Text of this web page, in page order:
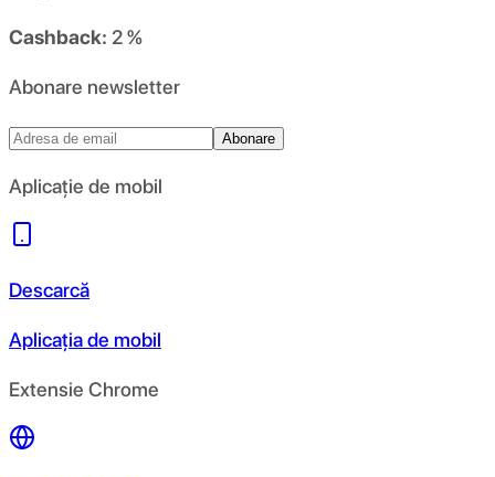
Cashback: 2 %
Abonare newsletter
Abonare
Aplicație de mobil
Descarcă
Aplicația de mobil
Extensie Chrome